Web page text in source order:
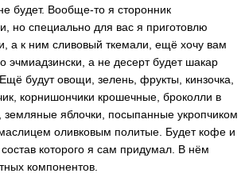
будет. Вообще-то я сторонник
но специально для вас я приготовлю
а к ним сливовый ткемали, ещё хочу вам
эчмиадзински, а не десерт будет шакар
будут овощи, зелень, фрукты, кинзочка,
корнишончики крошечные, броколли в
земляные яблочки, посыпанные укропчиком
оливковым политые. Будет кофе и
которого я сам придумал. В нём
компонентов.